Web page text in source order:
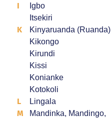
I
Igbo
Itsekiri
K
Kinyaruanda (Ruanda)
Kikongo
Kirundi
Kissi
Konianke
Kotokoli
L Lingala
M
Mandinka, Mandingo,